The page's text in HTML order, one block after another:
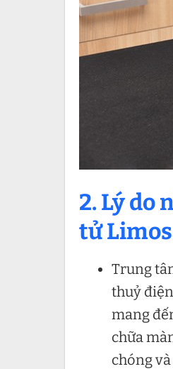
2. Lý do
tử
Trung
thuỷ
mang
chữa
chóng